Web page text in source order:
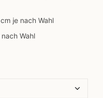
je nach Wahl
Wahl